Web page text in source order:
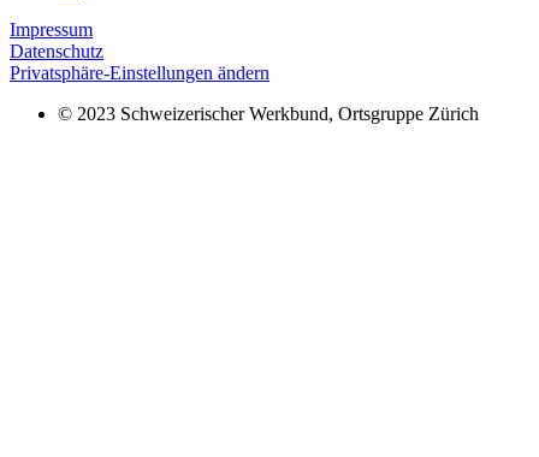
Impressum
Datenschutz
Privatsphäre-Einstellungen ändern
© 2023 Schweizerischer Werkbund, Ortsgruppe Zürich